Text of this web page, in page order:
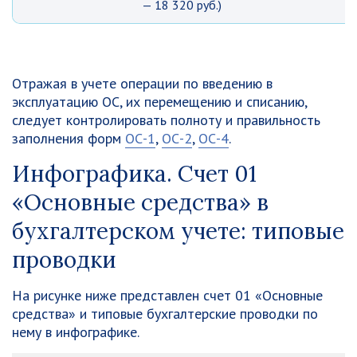
— 18 320 руб.)
Отражая в учете операции по введению в
эксплуатацию ОС, их перемещению и списанию,
следует контролировать полноту и правильность
заполнения форм ОС-1, ОС-2, ОС-4.
Инфографика. Счет 01
«Основные средства» в
бухгалтерском учете: типовые
проводки
На рисунке ниже представлен счет 01 «Основные
средства» и типовые бухгалтерские проводки по
нему в инфографике.